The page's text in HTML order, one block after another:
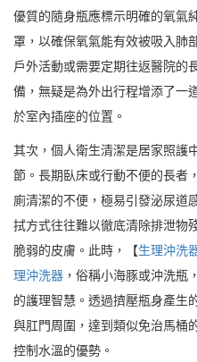
優質的隨身瓶應標示明確的氧氣
罩，以確保氧氣能有效被吸入肺
戶外活動或需要定期往返醫院的
備，無疑是為外出行程增添了一
於室內插座的位置。
其次，個人衛生清潔是居家照護
節。長期臥床或行動不便的長者
廁清潔的不便，極易引發泌尿道
拭方式往往難以徹底清除排泄物
脆弱的皮膚。此時，【生理沖洗
理沖洗器 ，俗稱小海豚或沖洗瓶
的護理智慧。透過擠壓瓶身產生
與肛門周圍，達到類似免治馬桶
控制水溫的優勢。